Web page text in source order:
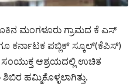
ಮಂಗಳೂರು ಗ್ರಾಮದ ಕೆ ಎಸ್
ಕರ್ನಾಟಕ ಪಬ್ಲಿಕ್ ಸ್ಕೂಲ್(ಕೆಪಿಸ್)
ಆಶ್ರಯದಲ್ಲಿ ಉಚಿತ
ಹಮ್ಮಿಕೊಳ್ಳಲಾಗಿತ್ತು.